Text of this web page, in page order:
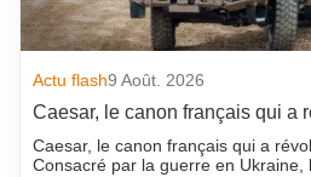
Actu flash9 Août. 2026
Caesar, le canon français qui a
Caesar, le canon français qui a
Consacré par la guerre en